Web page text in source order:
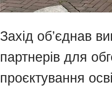
Захід об’єднав
партнерів для
проєктування